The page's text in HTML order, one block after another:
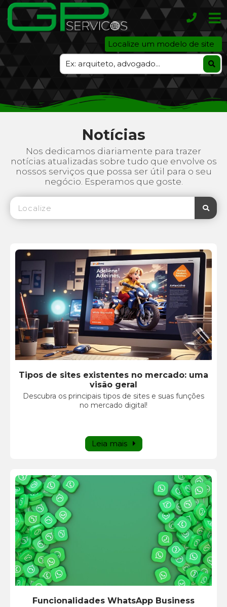
Localize um modelo de site
Notícias
Nos dedicamos diariamente para trazer
notícias atualizadas sobre tudo que envolve os
nossos serviços que possa ser útil para o seu
negócio. Esperamos que goste.
Tipos de sites existentes no mercado: uma
visão geral
Descubra os principais tipos de sites e suas funções
no mercado digital!
Leia mais
Funcionalidades WhatsApp Business